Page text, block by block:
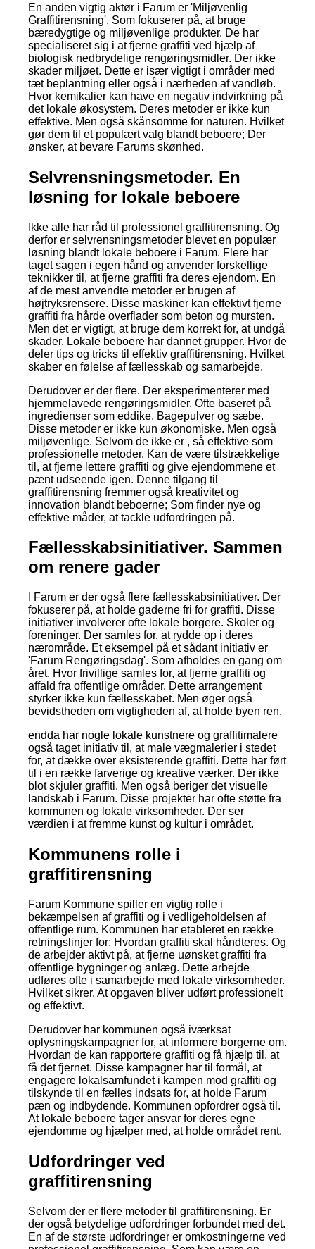
En anden vigtig aktør i Farum er 'Miljøvenlig
Graffitirensning'. Som fokuserer på, at bruge
bæredygtige og miljøvenlige produkter. De har
specialiseret sig i at fjerne graffiti ved hjælp af
biologisk nedbrydelige rengøringsmidler. Der ikke
skader miljøet. Dette er især vigtigt i områder med
tæt beplantning eller også i nærheden af vandløb.
Hvor kemikalier kan have en negativ indvirkning på
det lokale økosystem. Deres metoder er ikke kun
effektive. Men også skånsomme for naturen. Hvilket
gør dem til et populært valg blandt beboere; Der
ønsker, at bevare Farums skønhed.
Selvrensningsmetoder. En
løsning for lokale beboere
Ikke alle har råd til professionel graffitirensning. Og
derfor er selvrensningsmetoder blevet en populær
løsning blandt lokale beboere i Farum. Flere har
taget sagen i egen hånd og anvender forskellige
teknikker til, at fjerne graffiti fra deres ejendom. En
af de mest anvendte metoder er brugen af
højtryksrensere. Disse maskiner kan effektivt fjerne
graffiti fra hårde overflader som beton og mursten.
Men det er vigtigt, at bruge dem korrekt for, at undgå
skader. Lokale beboere har dannet grupper. Hvor de
deler tips og tricks til effektiv graffitirensning. Hvilket
skaber en følelse af fællesskab og samarbejde.
Derudover er der flere. Der eksperimenterer med
hjemmelavede rengøringsmidler. Ofte baseret på
ingredienser som eddike. Bagepulver og sæbe.
Disse metoder er ikke kun økonomiske. Men også
miljøvenlige. Selvom de ikke er , så effektive som
professionelle metoder. Kan de være tilstrækkelige
til, at fjerne lettere graffiti og give ejendommene et
pænt udseende igen. Denne tilgang til
graffitirensning fremmer også kreativitet og
innovation blandt beboerne; Som finder nye og
effektive måder, at tackle udfordringen på.
Fællesskabsinitiativer. Sammen
om renere gader
I Farum er der også flere fællesskabsinitiativer. Der
fokuserer på, at holde gaderne fri for graffiti. Disse
initiativer involverer ofte lokale borgere. Skoler og
foreninger. Der samles for, at rydde op i deres
nærområde. Et eksempel på et sådant initiativ er
'Farum Rengøringsdag'. Som afholdes en gang om
året. Hvor frivillige samles for, at fjerne graffiti og
affald fra offentlige områder. Dette arrangement
styrker ikke kun fællesskabet. Men øger også
bevidstheden om vigtigheden af, at holde byen ren.
endda har nogle lokale kunstnere og graffitimalere
også taget initiativ til, at male vægmalerier i stedet
for, at dække over eksisterende graffiti. Dette har ført
til i en række farverige og kreative værker. Der ikke
blot skjuler graffiti. Men også beriger det visuelle
landskab i Farum. Disse projekter har ofte støtte fra
kommunen og lokale virksomheder. Der ser
værdien i at fremme kunst og kultur i området.
Kommunens rolle i
graffitirensning
Farum Kommune spiller en vigtig rolle i
bekæmpelsen af graffiti og i vedligeholdelsen af
offentlige rum. Kommunen har etableret en række
retningslinjer for; Hvordan graffiti skal håndteres. Og
de arbejder aktivt på, at fjerne uønsket graffiti fra
offentlige bygninger og anlæg. Dette arbejde
udføres ofte i samarbejde med lokale virksomheder.
Hvilket sikrer. At opgaven bliver udført professionelt
og effektivt.
Derudover har kommunen også iværksat
oplysningskampagner for, at informere borgerne om.
Hvordan de kan rapportere graffiti og få hjælp til, at
få det fjernet. Disse kampagner har til formål, at
engagere lokalsamfundet i kampen mod graffiti og
tilskynde til en fælles indsats for, at holde Farum
pæn og indbydende. Kommunen opfordrer også til.
At lokale beboere tager ansvar for deres egne
ejendomme og hjælper med, at holde området rent.
Udfordringer ved
graffitirensning
Selvom der er flere metoder til graffitirensning. Er
der også betydelige udfordringer forbundet med det.
En af de største udfordringer er omkostningerne ved